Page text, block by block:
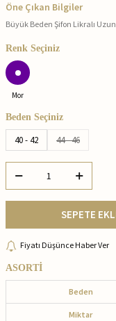
Öne Çıkan Bilgiler
Büyük Beden Şifon Likralı
Renk Seçiniz
Mor
Beden Seçiniz
40 - 42 44 - 46
SEPETE
Fiyatı Düşünce Haber Ver
ASORTİ
Beden
Miktar